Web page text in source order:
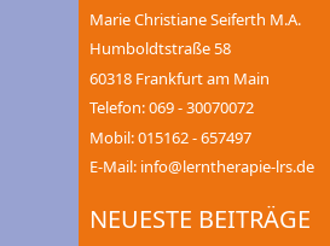
Marie Christiane Seiferth M.A.
Humboldtstraße 58
60318 Frankfurt am Main
Telefon: 069 - 30070072
Mobil: 015162 - 657497
E-Mail: info@lerntherapie-lrs.de
NEUESTE BEITRÄGE